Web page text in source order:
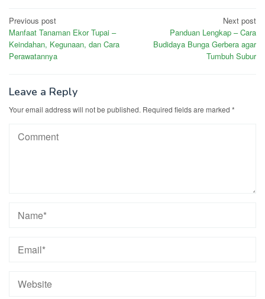
Post
navigation
Previous post
Manfaat Tanaman Ekor Tupai –
Keindahan, Kegunaan, dan Cara
Perawatannya
Next post
Panduan Lengkap – Cara
Budidaya Bunga Gerbera agar
Tumbuh Subur
Leave a Reply
Your email address will not be published. Required fields are marked *